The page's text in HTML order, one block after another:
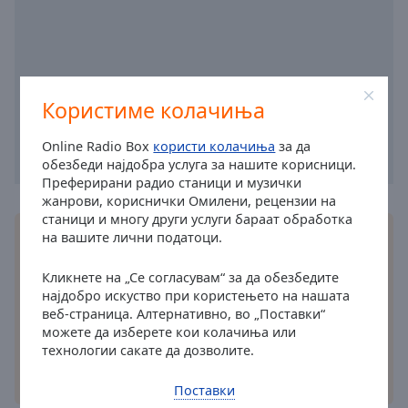
Користиме колачиња
Online Radio Box користи колачиња за да
обезбеди најдобра услуга за нашите корисници.
Преферирани радио станици и музички
жанрови, кориснички Омилени, рецензии на
станици и многу други услуги бараат обработка
на вашите лични податоци.
Кликнете на „Се согласувам“ за да обезбедите
најдобро искуство при користењето на нашата
веб-страница. Алтернативно, во „Поставки“
можете да изберете кои колачиња или
технологии сакате да дозволите.
Поставки
the
window.
Opacity
Background
Opacity
Инсталирајте ја бесплатната Online Radio Box
слушајте ги вашите омилени радио станици
онлајн – каде и да сте!